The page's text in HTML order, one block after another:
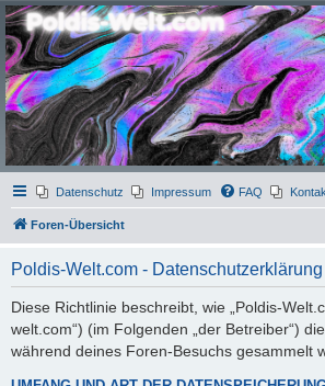
Poldis-Welt.com
Das Forum für Jeans, Sportswear, grosse Grössen und
Datenschutz Impressum FAQ
Foren-Übersicht
Poldis-Welt.com - Datenschutzerklärung
Diese Richtlinie beschreibt, wie „Poldis-
welt.com“) (im Folgenden „der Betreiber“)
während deines Foren-Besuchs gesammelt